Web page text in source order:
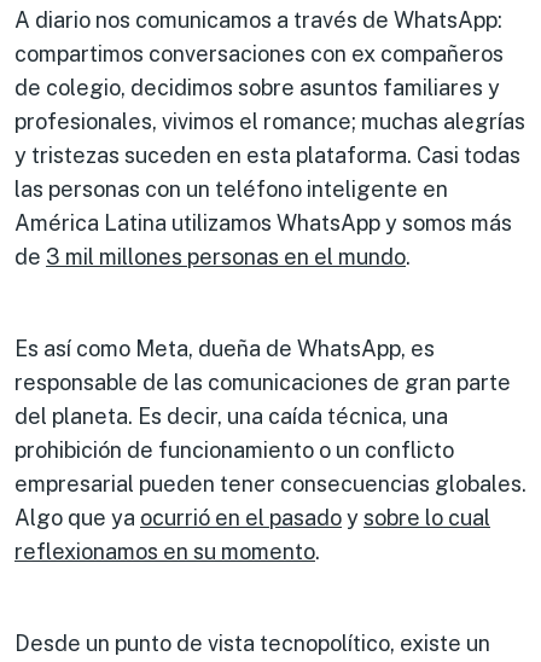
A diario nos comunicamos a través de WhatsApp:
compartimos conversaciones con ex compañeros
de colegio, decidimos sobre asuntos familiares y
profesionales, vivimos el romance; muchas alegrías
y tristezas suceden en esta plataforma. Casi todas
las personas con un teléfono inteligente en
América Latina utilizamos WhatsApp y somos más
de 3 mil millones personas en el mundo.
Es así como Meta, dueña de WhatsApp, es
responsable de las comunicaciones de gran parte
del planeta. Es decir, una caída técnica, una
prohibición de funcionamiento o un conflicto
empresarial pueden tener consecuencias globales.
Algo que ya ocurrió en el pasadoysobre lo cual
reflexionamos en su momento.
Desde un punto de vista tecnopolítico, existe un